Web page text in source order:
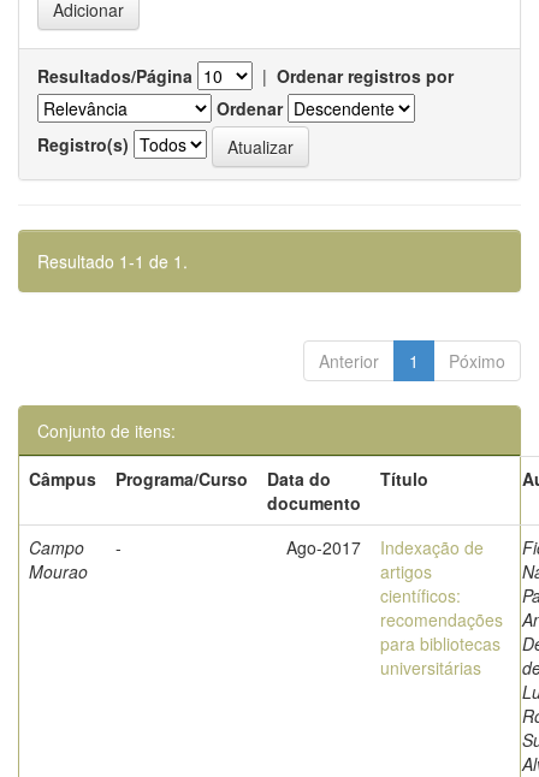
Resultados/Página | Ordenar registros por
Ordenar
Registro(s)
Resultado 1-1 de 1.
Anterior 1 Póximo
Conjunto de itens:
Câmpus
Programa/Curso
Data do
documento
Título
Campo
Mourao
- Ago-2017
Indexação de
artigos
científicos:
recomendações
para bibliotecas
universitárias